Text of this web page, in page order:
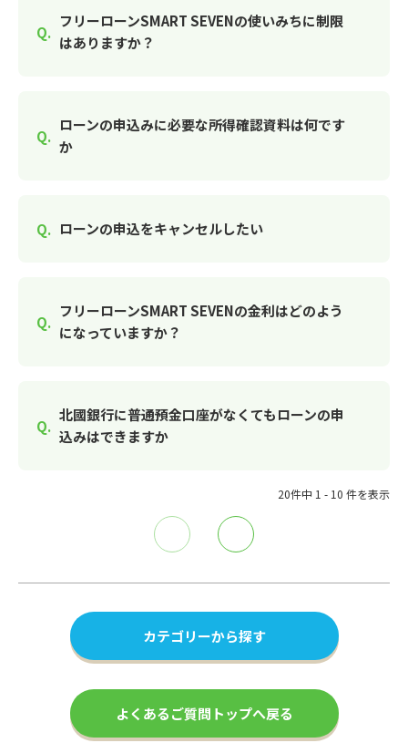
フリーローンSMART SEVENの使いみちに制限
はありますか？
ローンの申込みに必要な所得確認資料は何です
か
ローンの申込をキャンセルしたい
フリーローンSMART SEVENの金利はどのよう
になっていますか？
北國銀行に普通預金口座がなくてもローンの申
込みはできますか
20件中 1 - 10 件を表示
カテゴリーから探す
よくあるご質問トップへ戻る